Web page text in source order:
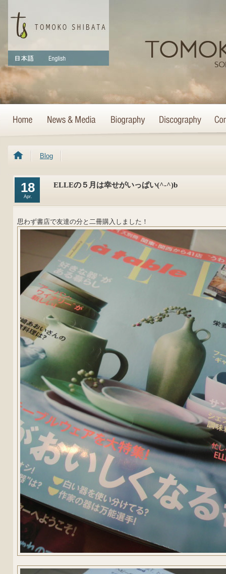
Blog
18
Apr.
ELLEの５月は幸せがいっぱい(^-^)b
思わず書店で友達の分と二冊購入しました！